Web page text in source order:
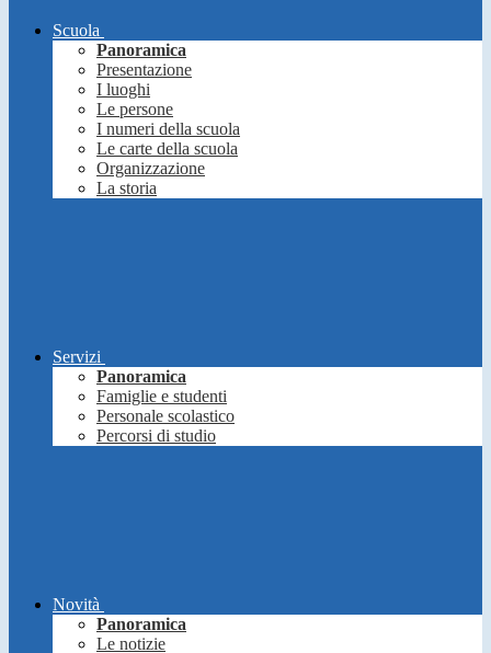
Scuola
Panoramica
Presentazione
I luoghi
Le persone
I numeri della scuola
Le carte della scuola
Organizzazione
La storia
Servizi
Panoramica
Famiglie e studenti
Personale scolastico
Percorsi di studio
Novità
Panoramica
Le notizie